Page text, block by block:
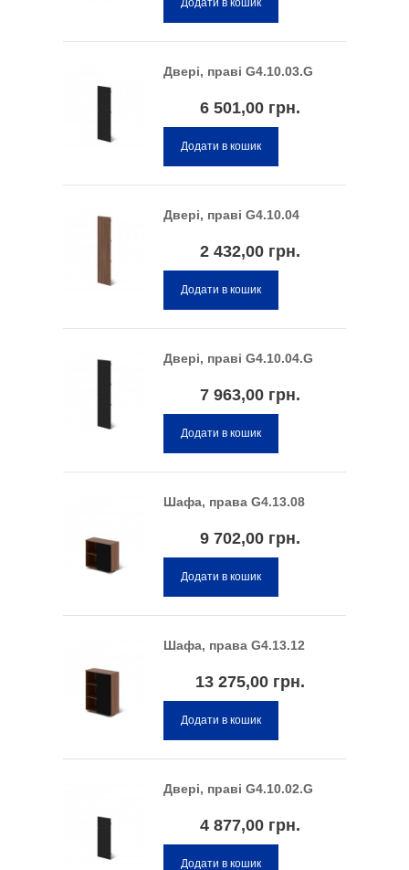
Додати в кошик
Двері, праві G4.10.03.G
6 501,00 грн.
Додати в кошик
Двері, праві G4.10.04
2 432,00 грн.
Додати в кошик
Двері, праві G4.10.04.G
7 963,00 грн.
Додати в кошик
Шафа, права G4.13.08
9 702,00 грн.
Додати в кошик
Шафа, права G4.13.12
13 275,00 грн.
Додати в кошик
Двері, праві G4.10.02.G
4 877,00 грн.
Додати в кошик